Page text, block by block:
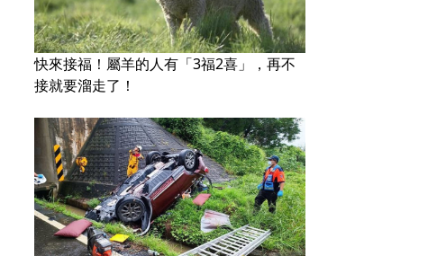
快來接福！屬羊的人有「3福2喜」，再不
接就要溜走了！